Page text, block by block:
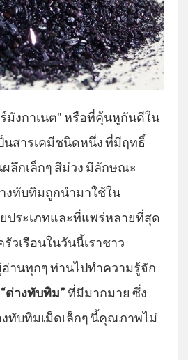
มังกาเนต" หรือที่คุ้นหูกันดีใน
ป็นสารเคมีชนิดหนึ่ง ที่มีฤทธิ์
ผลึกเล็กๆ สีม่วง มีลักษณะ
งทับทิมถูกนำมาใช้ใน
ประเภทและที่แพร่หลายที่สุด
วเรือนในวันนี้เราชาว
านทุกๆ ท่านไปทำความรู้จัก
ด่างทับทิม”ที่มีมากมาย ซึ่ง
งทับทิมเม็ดเล็กๆ นี้คุณภาพไม่